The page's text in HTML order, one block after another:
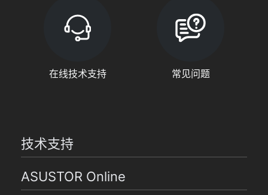
在线技术支持 常见问题
技术支持
ASUSTOR Online